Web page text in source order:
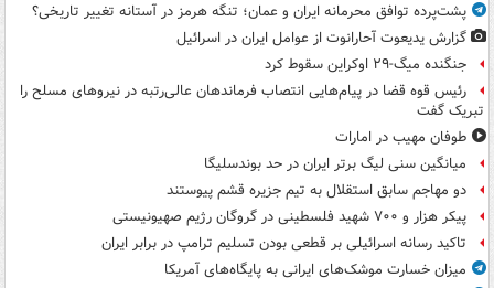
پشت‌پرده توافق محرمانه ایران و عمان؛ تنگه هرمز در آستانه تغییر تاریخی؟
گزارش یدیعوت آحارانوت از عوامل ایران در اسرائیل
جنگنده میگ-۲۹ اوکراین سقوط کرد
رئیس قوه قضا در پیام‌هایی انتصاب‌ فرماندهان عالی‌رتبه در نیروهای مسلح را
تبریک گفت
طوفان مهیب در امارات
میانگین سنی لیگ برتر ایران در حد بوندسلیگا
دو مهاجم سابق استقلال به تیم جزیره قشم پیوستند
پیکر هزار و ۷۰۰ شهید فلسطینی در گروگان رژیم صهیونیستی
تاکید رسانه اسرائیلی بر قطعی بودن تسلیم ترامپ در برابر ایران
میزان خسارت موشک‌های ایرانی به پایگاه‌های آمریکا